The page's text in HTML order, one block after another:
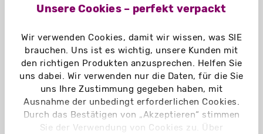
Unsere Cookies – perfekt verpackt
Wir verwenden Cookies, damit wir wissen, was SIE
brauchen. Uns ist es wichtig, unsere Kunden mit
den richtigen Produkten anzusprechen. Helfen Sie
uns dabei. Wir verwenden nur die Daten, für die Sie
uns Ihre Zustimmung gegeben haben, mit
Ausnahme der unbedingt erforderlichen Cookies.
Durch das Bestätigen von „Akzeptieren“ stimmen
Sie der Verwendung von Cookies zu. Über
Mailings runden on- und offline
Im gelungenen Marketing-Mix
sind Mailings nicht mehr
wegzudenken und sind das
richtige Werkzeug für den
persönlichen Dialog.